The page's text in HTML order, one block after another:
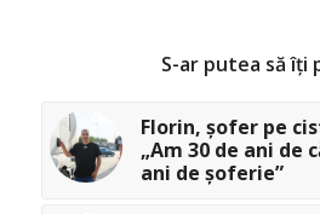
S-ar putea să îți
Florin, șofer pe
„Am 30 de ani de
ani de șoferie”